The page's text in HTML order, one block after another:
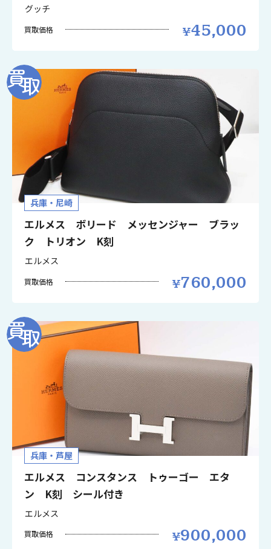
グッチ
買取価格 45,000
兵庫・尼崎
エルメス ボリード メッセンジャー ブラッ
ク トリオン K刻
エルメス
買取価格 760,000
兵庫・芦屋
エルメス コンスタンス トゥーゴー エタ
ン K刻 シール付き
エルメス
買取価格 900,000